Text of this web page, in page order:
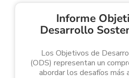
Informe
Desarrollo
Los Objetivos de
(ODS) representan un
abordar los desafíos más